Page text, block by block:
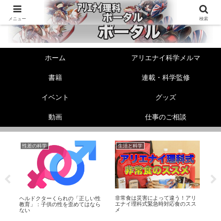
ホーム アリエナイ科学メルマ
書籍 連載・科学監修
イベント グッズ
動画 仕事のご相談
性差の科学
ヘルドクターくられの「正しい性
教育」：子供の性を歪めてはなら
ない
生活と科学
非常食は災害によって違う！アリ
エナイ理科式緊急時対応食のスス
メ
メニュー 検索